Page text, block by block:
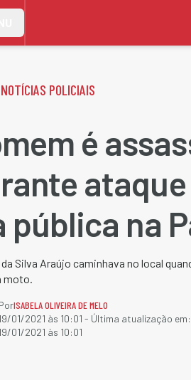
NOTÍCIAS POLICIAIS
é
pública na
da Silva Araújo​ caminhava no local
moto.
ISABELA OLIVEIRA DE MELO
01/2021 às 10:01 - Última atualização em:
01/2021 às 10:01